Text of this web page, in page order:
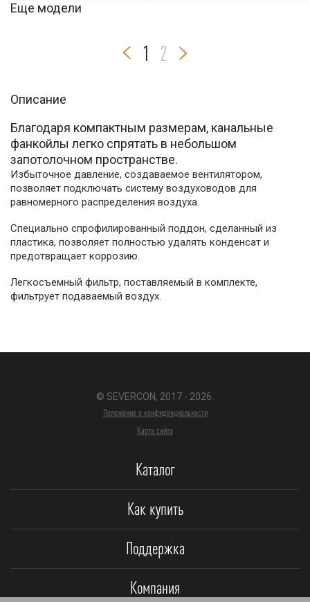
Еще модели
1 2
Описание
Благодаря компактным размерам, канальные
фанкойлы легко спрятать в небольшом
запотолочном пространстве.
Избыточное давление, создаваемое вентилятором,
позволяет подключать систему воздуховодов для
равномерного распределения воздуха.
Специально спрофилированный поддон, сделанный из
пластика, позволяет полностью удалять конденсат и
предотвращает коррозию.
Легкосъемный фильтр, поставляемый в комплекте,
фильтрует подаваемый воздух.
© SEVERCON, 2017 - 2026.
Положение о конфиденциальности
Карта сайта
Каталог
Как купить
Поддержка
Компания